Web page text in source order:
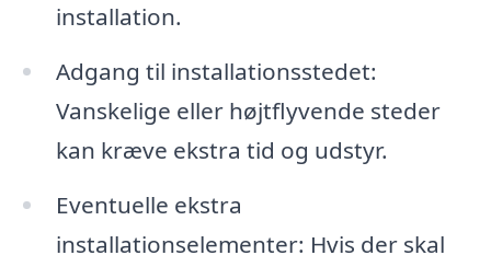
installation.
Adgang til installationsstedet:
Vanskelige eller højtflyvende steder
kan kræve ekstra tid og udstyr.
Eventuelle ekstra
installationselementer: Hvis der skal